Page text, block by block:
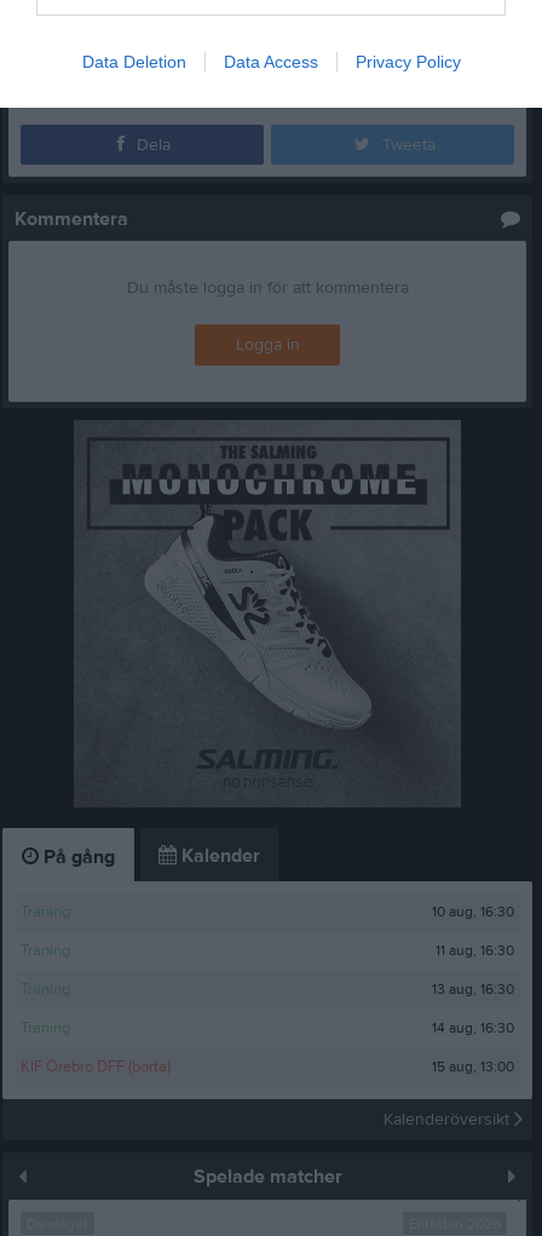
Data Deletion Data Access Privacy Policy
Jonas Ask
Dela Tweeta
Kommentera
Du måste logga in för att kommentera
Logga in
På gång Kalender
Träning 10 aug, 16:30
Träning 11 aug, 16:30
Träning 13 aug, 16:30
Träning 14 aug, 16:30
KIF Örebro DFF (borta) 15 aug, 13:00
Kalenderöversikt
Spelade matcher